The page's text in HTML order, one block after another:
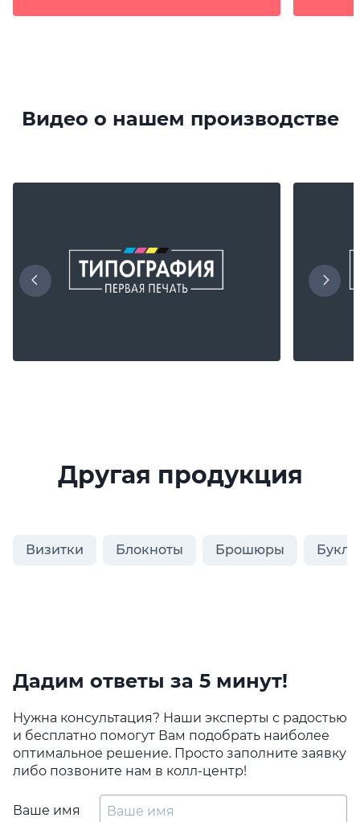
Видео о нашем производстве
Другая продукция
Визитки Блокноты Брошюры
Дадим ответы за 5 минут!
Нужна консультация? Наши эксперты с радостью
и бесплатно помогут Вам подобрать наиболее
оптимальное решение. Просто заполните заявку
либо позвоните нам в колл-центр!
Ваше имя